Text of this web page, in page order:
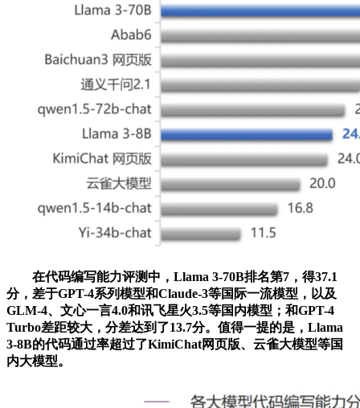
在代码编写能力评测中，Llama 3-70B排名第7，得37.1
分，差于GPT-4系列模型和Claude-3等国际一流模型，以及
GLM-4、文心一言4.0和讯飞星火3.5等国内模型；和GPT-4
Turbo差距较大，分差达到了13.7分。值得一提的是，Llama
3-8B的代码通过率超过了KimiChat网页版、云雀大模型等国
内大模型。